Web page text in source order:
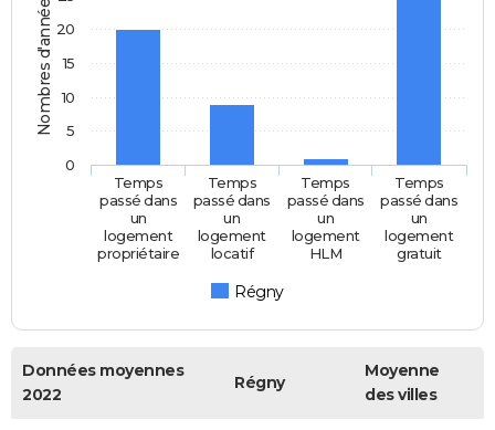
Nombres d'années
Régny
Temps
passé dans
un
logement
propriétaire
Temps
passé dans
un
logement
locatif
Temps
passé dans
un
logement
HLM
Temps
passé dans
un
logement
gratuit
0
5
10
15
20
Données moyennes
2022
Régny
Moyenne
des villes